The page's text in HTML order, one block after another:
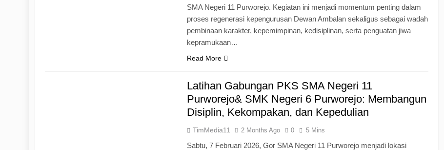
SMA Negeri 11 Purworejo. Kegiatan ini menjadi momentum penting dalam
proses regenerasi kepengurusan Dewan Ambalan sekaligus sebagai wadah
pembinaan karakter, kepemimpinan, kedisiplinan, serta penguatan jiwa
kepramukaan…
Read More
Latihan Gabungan PKS SMA Negeri 11
Purworejo& SMK Negeri 6 Purworejo: Membangun
Disiplin, Kekompakan, dan Kepedulian
TimMedia11 2 Months Ago 0 5 Mins
Sabtu, 7 Februari 2026, Gor SMA Negeri 11 Purworejo menjadi lokasi